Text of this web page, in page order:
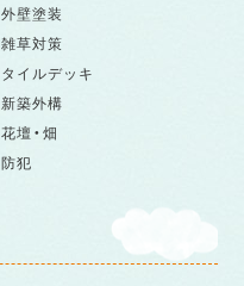
外壁塗装
雑草対策
タイルデッキ
新築外構
花壇・畑
防犯